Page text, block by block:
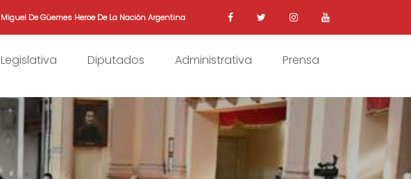
De Güemes Heroe De La Nación Argentina
Legislativa Diputados Administrativa Prensa